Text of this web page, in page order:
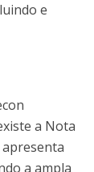
e
a Nota
a ampla